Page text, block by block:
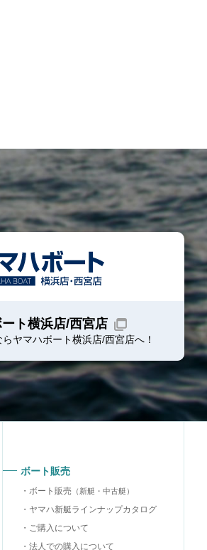
ト横浜店/西宮店
ヤマハボート横浜店/西宮店へ！
ボート販売
ボート販売 （新艇・中古艇）
ヤマハ新艇ラインナップカタログ
ご購入について
法人での購入について